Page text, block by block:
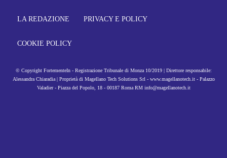
LA REDAZIONE PRIVACY E POLICY
COOKIE POLICY
© Copyright FortementeIn - Registrazione Tribunale di Monza 10/2019 | Direttore responsabile:
Alessandra Chiaradia | Proprietà di Magellano Tech Solutions Srl - www.magellanotech.it - Palazzo
Valadier - Piazza del Popolo, 18 - 00187 Roma RM info@magellanotech.it